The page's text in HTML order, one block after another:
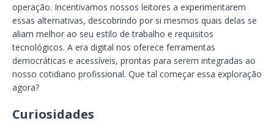
operação. Incentivamos nossos leitores a experimentarem
essas alternativas, descobrindo por si mesmos quais delas se
aliam melhor ao seu estilo de trabalho e requisitos
tecnológicos. A era digital nos oferece ferramentas
democráticas e acessíveis, prontas para serem integradas ao
nosso cotidiano profissional. Que tal começar essa exploração
agora?
Curiosidades